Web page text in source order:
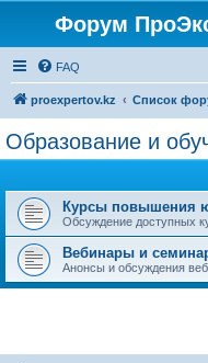
Форум
FAQ
proexpertov.kz Список
Образование и
Курсы повышения
Обсуждение доступных
Вебинары и
Анонсы и обсуждения